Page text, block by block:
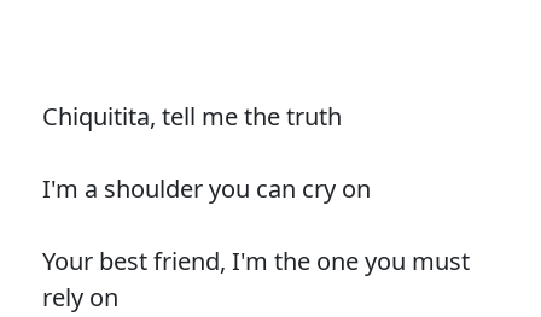
Chiquitita, tell me the truth
I'm a shoulder you can cry on
Your best friend, I'm the one you must
rely on